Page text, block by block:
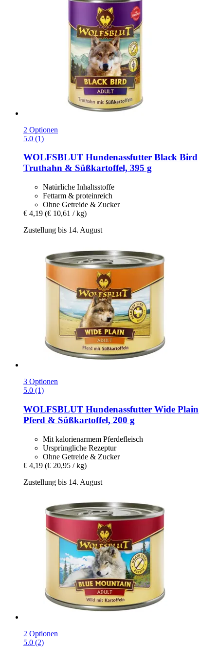
2 Optionen
5.0 (1)
WOLFSBLUT Hundenassfutter Black Bird
Truthahn & Süßkartoffel, 395 g
Natürliche Inhaltsstoffe
Fettarm & proteinreich
Ohne Getreide & Zucker
€ 4,19 (€ 10,61 / kg)
Zustellung bis 14. August
3 Optionen
5.0 (1)
WOLFSBLUT Hundenassfutter Wide Plain
Pferd & Süßkartoffel, 200 g
Mit kalorienarmem Pferdefleisch
Ursprüngliche Rezeptur
Ohne Getreide & Zucker
€ 4,19 (€ 20,95 / kg)
Zustellung bis 14. August
2 Optionen
5.0 (2)